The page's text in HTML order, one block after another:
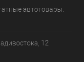
автотовары.
12